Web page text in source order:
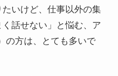
たいけど、仕事以外の集
話せない」と悩む、ア
の方は、とても多いで